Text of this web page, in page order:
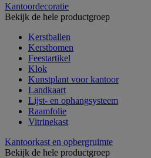
Kantoordecoratie
Bekijk de hele productgroep
Kerstballen
Kerstbomen
Feestartikel
Klok
Kunstplant voor kantoor
Landkaart
Lijst- en ophangsysteem
Raamfolie
Vitrinekast
Kantoorkast en opbergruimte
Bekijk de hele productgroep